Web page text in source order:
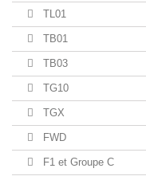
TL01
TB01
TB03
TG10
TGX
FWD
F1 et Groupe C